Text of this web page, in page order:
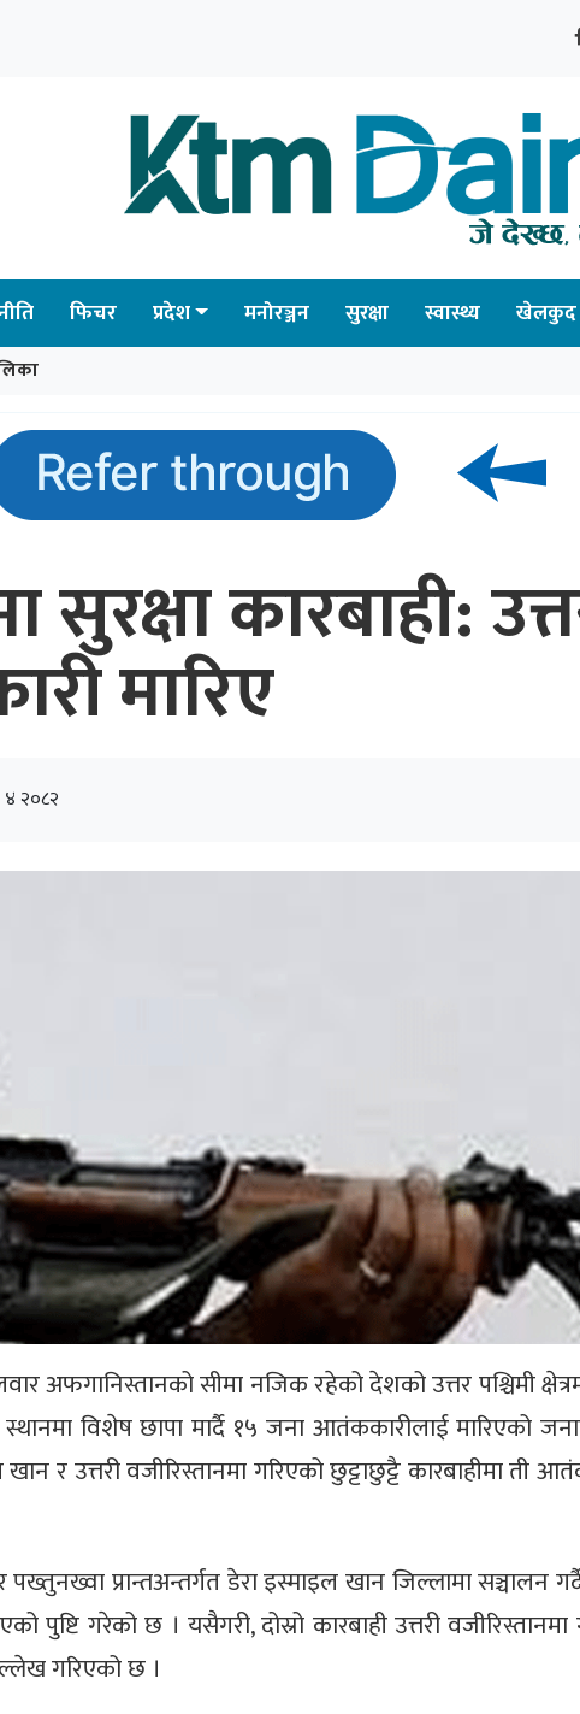
फिचर प्रदेश मनोरञ्जन सुरक्षा स्वास्थ्य खेलकुद
सुरक्षा कारबाही:
मारिए
२०८२
अफगानिस्तानको सीमा नजिक रहेको देशको उत्तर पश्चिमी
विशेष छापा मार्दै १५ जना आतंककारीलाई मारिएको
र उत्तरी वजीरिस्तानमा गरिएको छुट्टाछुट्टै कारबाहीमा ती
प्रान्तअन्तर्गत डेरा इस्माइल खान जिल्लामा सञ्चालन
पुष्टि गरेको छ । यसैगरी, दोस्रो कारबाही उत्तरी
गरिएको छ ।